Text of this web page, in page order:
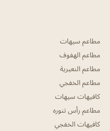
مطاعم سيهات
مطاعم الهفوف
مطاعم النعيرية
مطاعم الخفجي
كافيهات سيهات
مطاعم رأس تنوره
كافيهات الخفجي